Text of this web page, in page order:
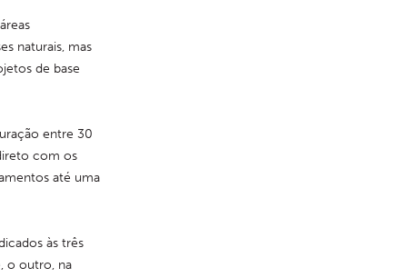
naturais, mas
de base
entre 30
com os
até uma
às três
o outro, na